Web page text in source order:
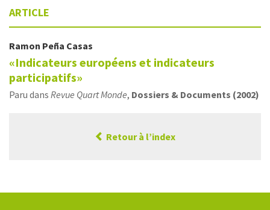
ARTICLE
Ramon Peña Casas
«Indicateurs européens et indicateurs
participatifs»
Paru dans Revue Quart Monde, Dossiers & Documents (2002)
Retour à l’index